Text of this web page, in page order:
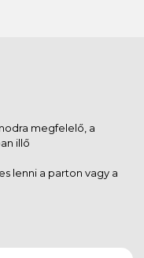
megfelelő, a
illő
lenni a parton vagy a